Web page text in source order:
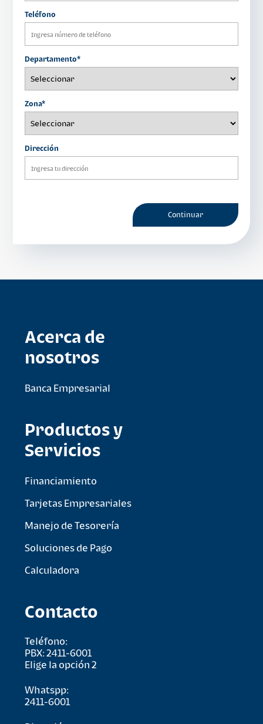
Teléfono
Departamento*
Zona*
Dirección
Acerca de
nosotros
Banca Empresarial
Productos y
Servicios
Financiamiento
Tarjetas Empresariales
Manejo de Tesorería
Soluciones de Pago
Calculadora
Contacto
Teléfono:
PBX: 2411-6001
Elige la opción 2
Whatspp:
2411-6001